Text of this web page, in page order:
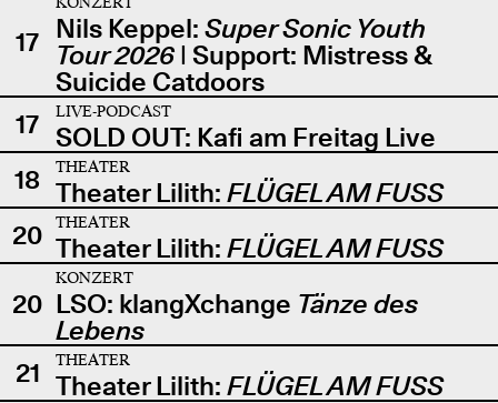
17 Nils Keppel: Super Sonic Youth
Tour 2026| Support: Mistress &
Suicide Catdoors
17
LIVE-PODCAST
SOLD OUT: Kafi am Freitag Live
18
THEATER
Theater Lilith: FLÜGEL AM FUSS
20
THEATER
Theater Lilith: FLÜGEL AM FUSS
20
KONZERT
LSO: klangXchange Tänze des
Lebens
21
THEATER
Theater Lilith: FLÜGEL AM FUSS